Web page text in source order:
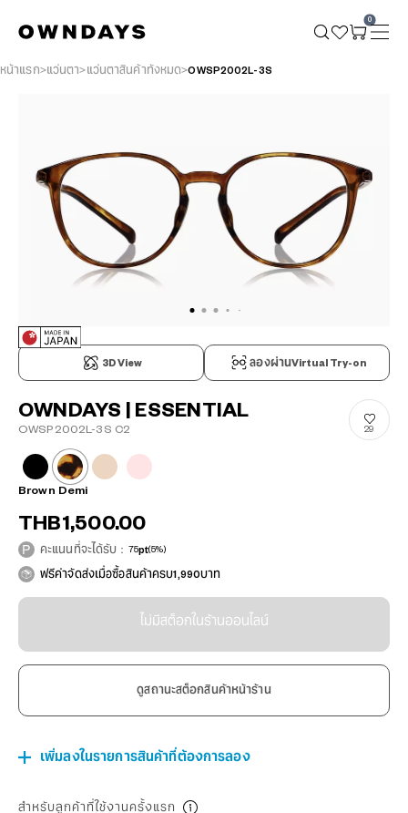
0
หน้าแรก แว่นตา แว่นตาสินค้าทั้งหมด OWSP2002L-3S
3D View ลองผ่านVirtual Try-on
OWNDAYS | ESSENTIAL
OWSP2002L-3S C2 29
Brown Demi
THB1,500.00
คะแนนที่จะได้รับ： 75pt(5%)
ฟรีค่าจัดส่งเมื่อซื้อสินค้าครบ1,990บาท
ไม่มีสต็อกในร้านออนไลน์
ดูสถานะสต็อกสินค้าหน้าร้าน
เพิ่มลงในรายการสินค้าที่ต้องการลอง
สำหรับลูกค้าที่ใช้งานครั้งแรก